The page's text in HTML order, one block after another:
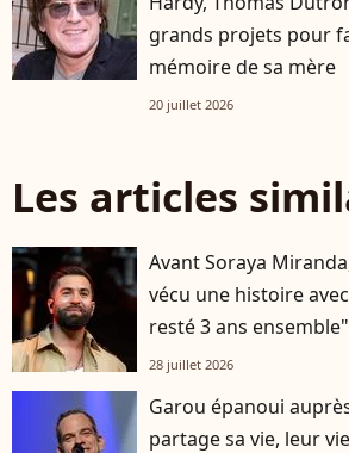
grands projets pour
mémoire de sa mère
20 juillet 2026
Les articles
Avant Soraya
vécu une histoire
resté 3 ans ensemble"
28 juillet 2026
Garou épanoui
partage sa vie, leur